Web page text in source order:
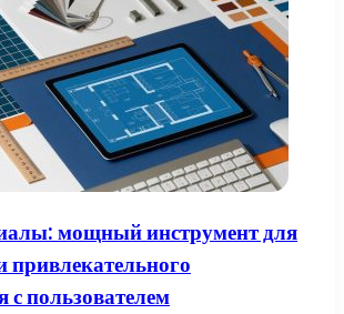
мощный инструмент для
привлекательного
с пользователем